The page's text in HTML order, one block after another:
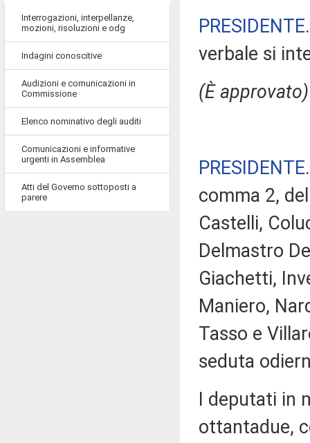
Interrogazioni, interpellanze,
mozioni, risoluzioni e odg
Indagini conoscitive
Audizioni e comunicazioni in
Commissione
Elenco nominativo degli auditi
Comunicazioni e informative
urgenti in Assemblea
Atti del Governo sottoposti a
parere
PRESIDENTE
verbale si
(È approvato)
PRESIDENTE
comma 2,
Castelli,
Delmastro
Giachetti,
Maniero,
Tasso e
seduta
I deputati in
ottantadue,